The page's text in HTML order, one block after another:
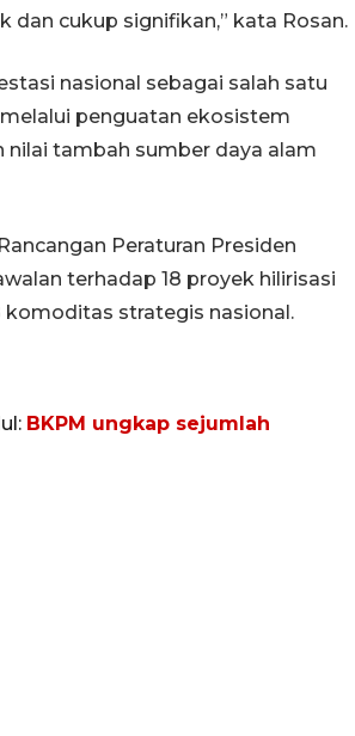
cukup signifikan,” kata Rosan.
nasional sebagai salah satu
penguatan ekosistem
nilai tambah sumber daya alam
Peraturan Presiden
terhadap 18 proyek hilirisasi
komoditas strategis nasional.
BKPM ungkap sejumlah